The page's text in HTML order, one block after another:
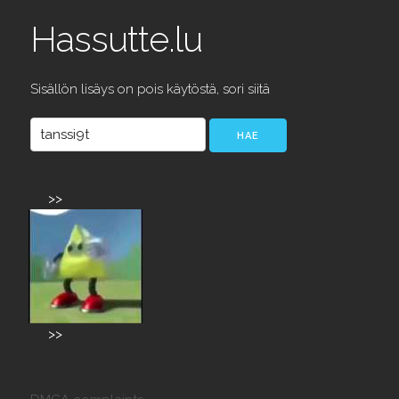
Hassutte.lu
Sisällön lisäys on pois käytöstä, sori siitä
>>
>>